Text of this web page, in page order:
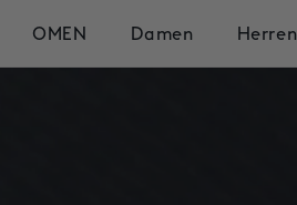
OMEN Damen Herren